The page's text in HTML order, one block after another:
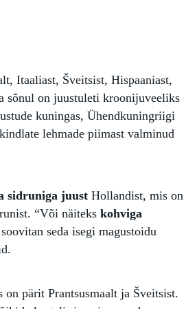
Itaaliast, Šveitsist, Hispaaniast,
sõnul on juustuleti kroonijuveeliks
kuningas, Ühendkuningriigi
lehmade piimast valminud
sidruniga juustHollandist, mis on
“Või näitekskohviga
seda isegi magustoidu
on pärit Prantsusmaalt ja Šveitsist.